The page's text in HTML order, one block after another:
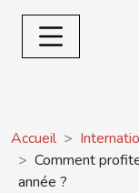
Accueil
Comment
année ?